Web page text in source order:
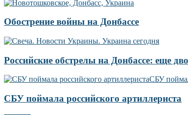
Обострение войны на Донбассе
Российские обстрелы на Донбассе: еще
СБУ поймала российского артиллериста